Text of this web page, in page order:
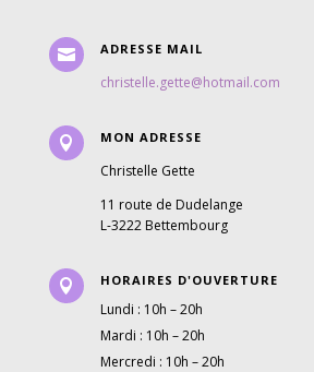
 ADRESSE MAIL
christelle.gette@hotmail.com
 MON ADRESSE
Christelle Gette
11 route de Dudelange
L-3222 Bettembourg
 HORAIRES D'OUVERTURE
Lundi : 10h – 20h
Mardi : 10h – 20h
Mercredi : 10h – 20h